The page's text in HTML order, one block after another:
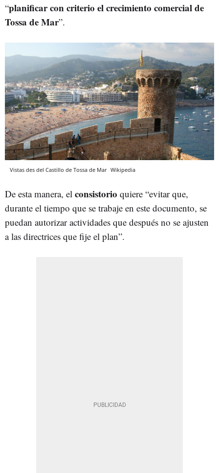
“planificar con criterio el crecimiento comercial de
Tossa de Mar”.
Vistas des del Castillo de Tossa de Mar Wikipedia
De esta manera, el consistorio quiere “evitar que,
durante el tiempo que se trabaje en este documento, se
puedan autorizar actividades que después no se ajusten
a las directrices que fije el plan”.